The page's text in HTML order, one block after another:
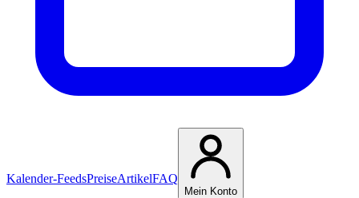
Kalender-FeedsPreiseArtikelFAQ
Mein Konto